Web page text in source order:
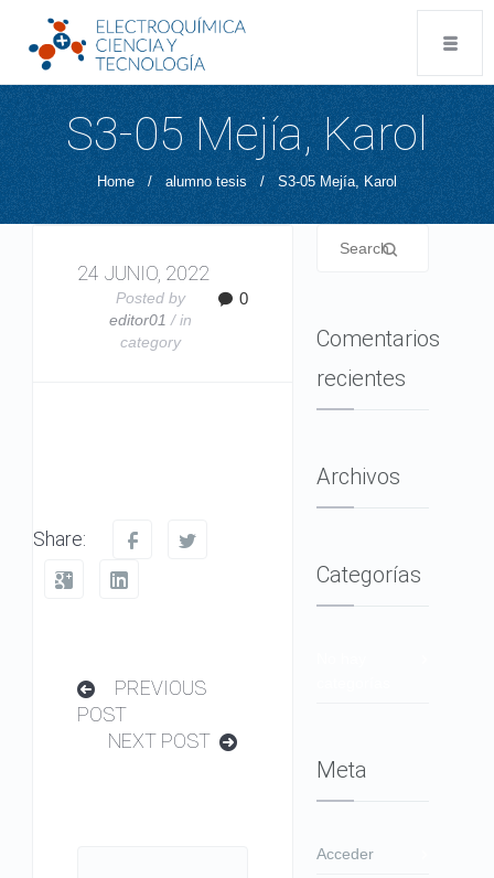
S3-05 Mejía, Karol
Home / alumno tesis / S3-05 Mejía, Karol
24 JUNIO, 2022
Posted by
editor01 / in
category
0
Share:
PREVIOUS
POST
NEXT POST
Comentarios
recientes
Archivos
Categorías
Meta
Acceder